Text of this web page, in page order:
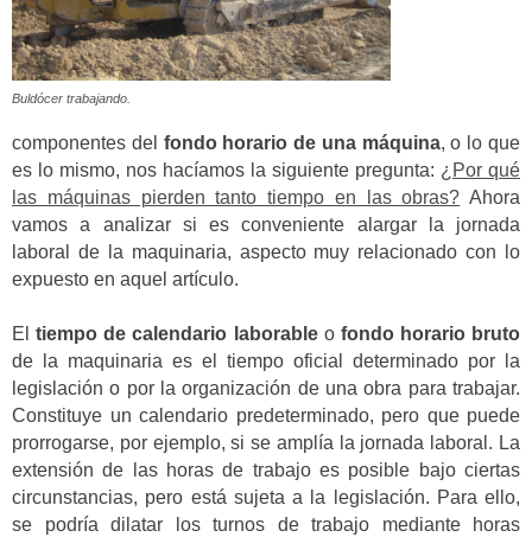
Buldócer trabajando.
componentes del fondo horario de una máquina, o lo que
es lo mismo, nos hacíamos la siguiente pregunta: ¿Por qué
las máquinas pierden tanto tiempo en las obras? Ahora
vamos a analizar si es conveniente alargar la jornada
laboral de la maquinaria, aspecto muy relacionado con lo
expuesto en aquel artículo.
Eltiempo de calendario laborableo fondo horario bruto
de la maquinaria es el tiempo oficial determinado por la
legislación o por la organización de una obra para trabajar.
Constituye un calendario predeterminado, pero que puede
prorrogarse, por ejemplo, si se amplía la jornada laboral. La
extensión de las horas de trabajo es posible bajo ciertas
circunstancias, pero está sujeta a la legislación. Para ello,
se podría dilatar los turnos de trabajo mediante horas